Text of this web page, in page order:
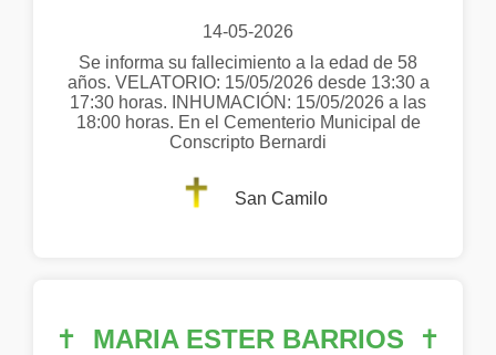
14-05-2026
Se informa su fallecimiento a la edad de 58
años. VELATORIO: 15/05/2026 desde 13:30 a
17:30 horas. INHUMACIÓN: 15/05/2026 a las
18:00 horas. En el Cementerio Municipal de
Conscripto Bernardi
San Camilo
✝ MARIA ESTER BARRIOS ✝